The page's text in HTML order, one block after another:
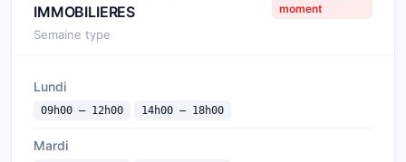
IMMOBILIERES
moment
Semaine type
Lundi
09h00 — 12h00 14h00 — 18h00
Mardi